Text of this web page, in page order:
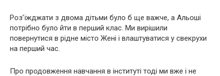
Роз’їжджати з двома дітьми було б ще важче, а Альоші
потрібно було йти в перший клас. Ми вирішили
повернутися в рідне місто Жені і влаштуватися у свекрухи
на перший час.
Про продовження навчання в інституті тоді ми вже і не